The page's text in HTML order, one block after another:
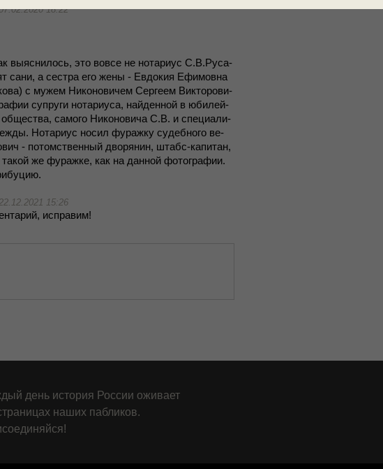
18:22
вы­яс­ни­лось, это во­все не но­та­ри­ус С.В.Ру­са­
сани, а сест­ра его жены - Ев­до­кия Ефи­мов­на
с му­жем Ни­ко­но­ви­чем Сер­ге­ем Вик­то­ро­ви­
су­пру­ги но­та­ри­уса, най­ден­ной в юби­лей­
об­ще­ства, са­мо­го Ни­ко­но­ви­ча С.В. и спе­ци­а­ли­
Но­та­ри­ус но­сил фу­раж­ку су­деб­но­го ве­
- потом­ствен­ный дво­ря­нин, штабс-ка­пи­тан,
та­кой же фу­раж­ке, как на дан­ной фо­то­гра­фии.
15:26
ис­пра­вим!
день история России оживает
наших пабликов.